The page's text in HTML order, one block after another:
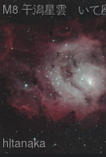
M8 干潟星雲 いて
hltanaka